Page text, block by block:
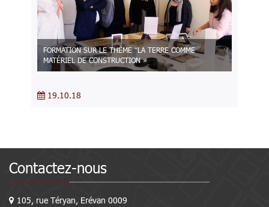
FORMATION SUR LE THÈME “LA TERRE COMME
MATÉRIEL DE CONSTRUCTION »
19.10.18
Contactez-nous
105, rue Téryan, Erévan 0009